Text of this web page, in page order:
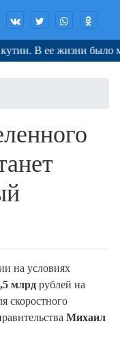
В ее жизни было
на условиях
млрд рублей на
скоростного
Михаил